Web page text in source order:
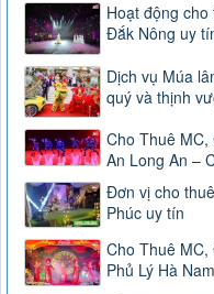
Hoạt động
Đắk Nông uy
Dịch vụ Múa
quý và thịnh
Cho Thuê
An Long An –
Đơn vị cho
Phúc uy tín
Cho Thuê
Phủ Lý Hà